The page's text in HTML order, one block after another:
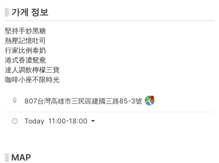
가게 정보
堅持手炒黑糖
熱壓記憶吐司
行家比例泰奶
港式香濃鴛鴦
達人調飲檸檬三寶
咖啡小座不限時光
807台灣高雄市三民區建國三路85-3號
Today 11:00-18:00
MAP